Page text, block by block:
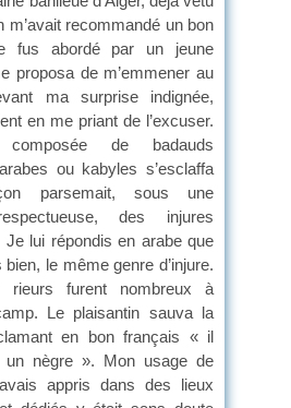
m’avait recommandé un bon
fus abordé par un jeune
proposa de m’emmener au
ma surprise indignée,
en me priant de l’excuser.
composée de badauds
ou kabyles s’esclaffa
parsemait, sous une
des injures
Je lui répondis en arabe que
le même genre d’injure.
rieurs furent nombreux à
Le plaisantin sauva la
en bon français « il
un nègre ». Mon usage de
appris dans des lieux